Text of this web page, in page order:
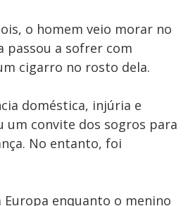
o homem veio morar no
passou a sofrer com
cigarro no rosto dela.
doméstica, injúria e
um convite dos sogros para
No entanto, foi
enquanto o menino